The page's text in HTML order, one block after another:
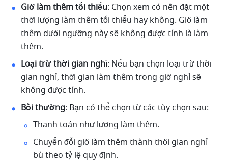
Giờ làm thêm tối thiểu: Chọn xem có nên đặt một
thời lượng làm thêm tối thiểu hay không. Giờ làm
thêm dưới ngưỡng này sẽ không được tính là làm
thêm.
Loại trừ thời gian nghỉ: Nếu bạn chọn loại trừ thời
gian nghỉ, thời gian làm thêm trong giờ nghỉ sẽ
không được tính.
Bồi thường: Bạn có thể chọn từ các tùy chọn sau:
Thanh toán như lương làm thêm.
Chuyển đổi giờ làm thêm thành thời gian nghỉ
bù theo tỷ lệ quy định.